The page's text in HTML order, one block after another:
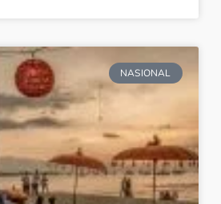
NASIONAL